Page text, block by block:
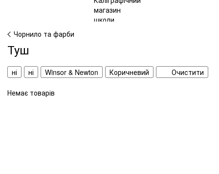
Чорнило та фарби
Туш
ні ні Winsor & Newton Коричневий Очистити
Немає товарів